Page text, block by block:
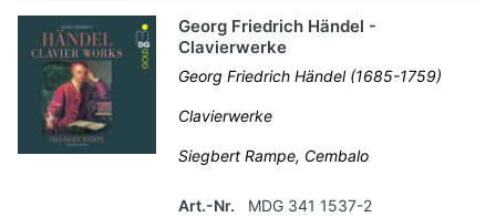
Georg Friedrich Händel -
Clavierwerke
Georg Friedrich Händel (1685-1759)
Clavierwerke
Siegbert Rampe, Cembalo
Art.-Nr. MDG 341 1537-2